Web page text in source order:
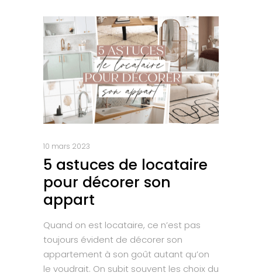
10 mars 2023
5 astuces de locataire
pour décorer son
appart
Quand on est locataire, ce n’est pas
toujours évident de décorer son
appartement à son goût autant qu’on
le voudrait. On subit souvent les choix du